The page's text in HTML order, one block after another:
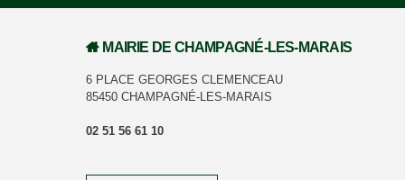
MAIRIE DE CHAMPAGNÉ-LES-MARAIS
6 PLACE GEORGES CLEMENCEAU
85450 CHAMPAGNÉ-LES-MARAIS
02 51 56 61 10